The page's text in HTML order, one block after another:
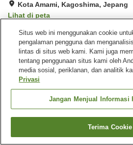
Kota Amami, Kagoshima, Jepang
Lihat di peta
Luar biasa Ulasan:4
Fasilitas properti
Tempat parkir
Jepang Kagoshima
One Base <Amami Oshima>
Cari kamar
Situs web ini menggunakan cookie
pengalaman pengguna dan
lintas di situs web kami. Kami juga
tentang penggunaan situs kami oleh
media sosial, periklanan, dan analitik
Privasi
Jangan Menjual Informasi
Terima Cookie